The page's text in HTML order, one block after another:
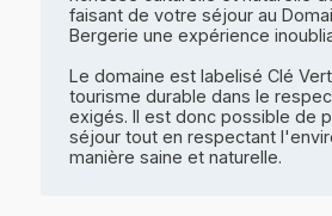
faisant de votre séjour au
Bergerie une expérience
Le domaine est labelisé Clé
tourisme durable dans le
exigés. Il est donc possible de
séjour tout en respectant
manière saine et naturelle.